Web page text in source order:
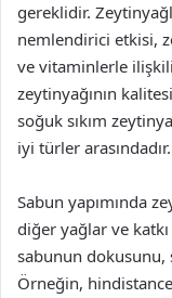
gereklidir.
nemlendirici etkisi,
ve vitaminlerle
zeytinyağının
soğuk sıkım
iyi türler arasındadır.
Sabun yapımında
diğer yağlar ve
sabunun
Örneğin,